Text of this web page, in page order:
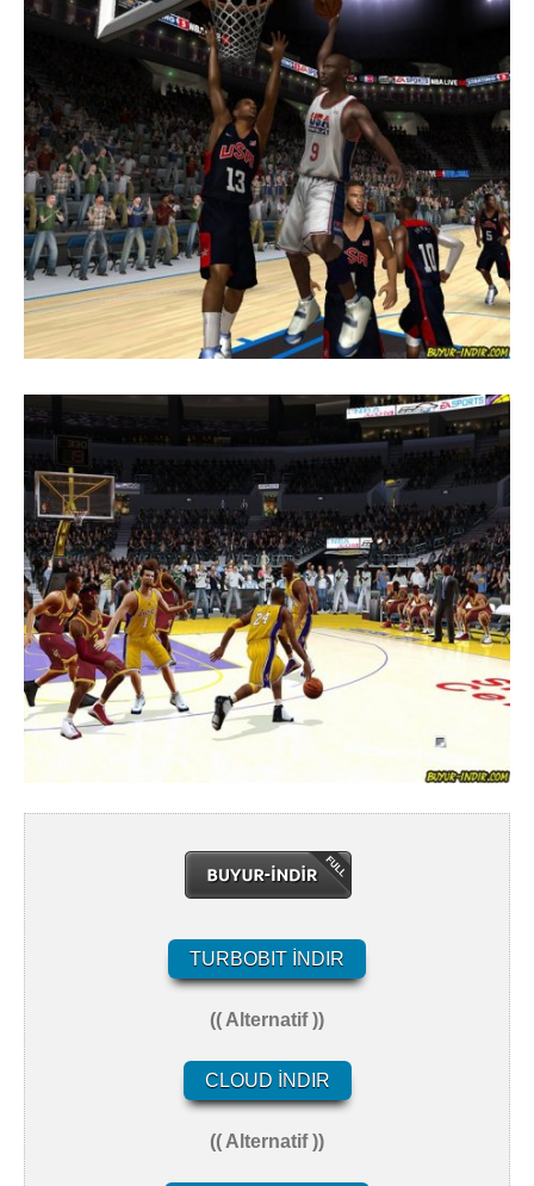
TURBOBIT İNDIR
(( Alternatif ))
CLOUD İNDIR
(( Alternatif ))